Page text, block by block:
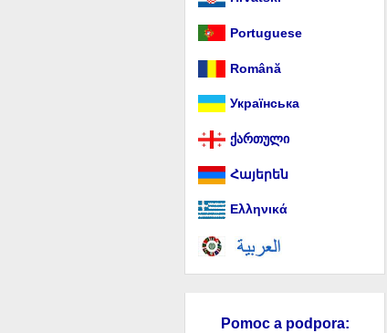
Portuguese
Română
Українська
ქართული
Հայերեն
Ελληνικά
Pomoc a podpora: